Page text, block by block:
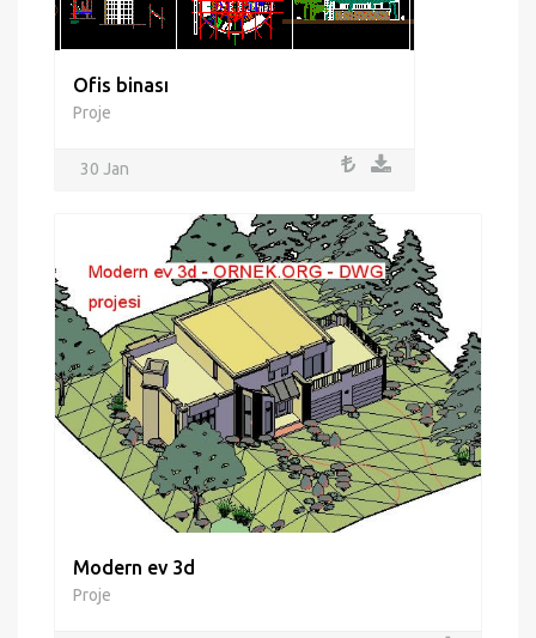
Ofis binası
Proje
30 Jan
Modern ev 3d
Proje